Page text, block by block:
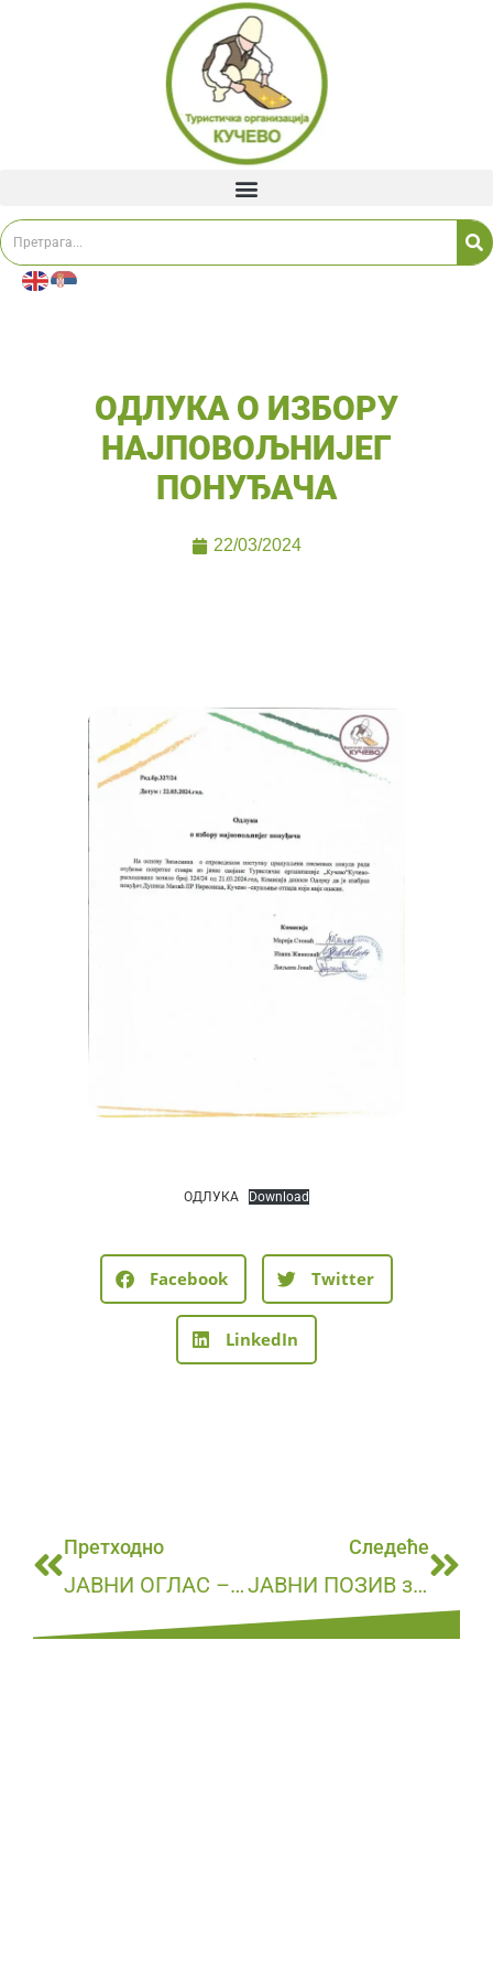
ОДЛУКА О ИЗБОРУ
НАЈПОВОЉНИЈЕГ
ПОНУЂАЧА
22/03/2024
ОДЛУКА Download
Facebook Twitter
LinkedIn
Претходно
ЈАВНИ ОГЛАС – ЗА ПРИКУПЉАЊЕ ПИСМЕНИХ ПОНУДА РАДИ ОТУЂЕЊА ПОКРЕТНЕ СТВАРИ ИЗ ЈАВНЕ СВОЈИНЕ ОПШТИНЕ ТУРИСТИЧКЕ ОРГАНИЗАЦИЈЕ “КУЧЕВО” КУЧЕВО – РАСХОДОВАНО ВОЗИЛО
Следеће
ЈАВНИ ПОЗИВ за учешће на 56. Смотри изворног народног стваралаштва “Хомољски мотиви”